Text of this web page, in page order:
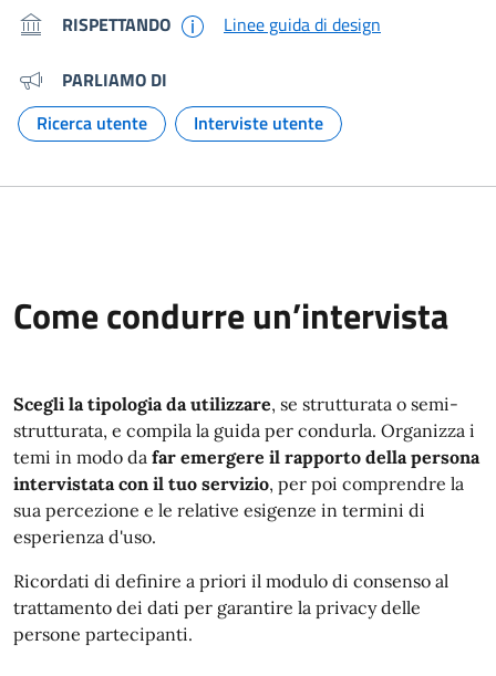
RISPETTANDO
Linee guida di design
PARLIAMO DI
Argomento:
Ricerca utente
Argomento:
Interviste utente
Come condurre un’intervista
Scegli la tipologia da utilizzare, se strutturata o semi-
strutturata, e compila la guida per condurla. Organizza i
temi in modo da far emergere il rapporto della persona
intervistata con il tuo servizio, per poi comprendre la
sua percezione e le relative esigenze in termini di
esperienza d'uso.
Ricordati di definire a priori il modulo di consenso al
trattamento dei dati per garantire la privacy delle
persone partecipanti.